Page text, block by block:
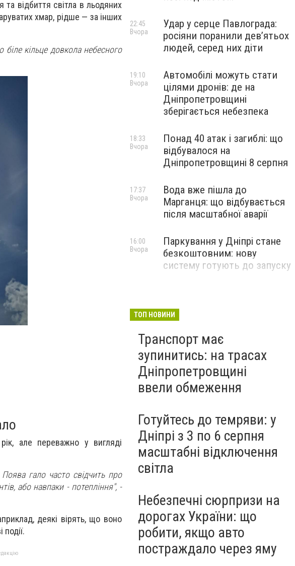
відбиття світла в льодяних
хмар, рідше — за інших
кільце довкола небесного
але переважно у вигляді
гало часто свідчить про
або навпаки - потепління", -
деякі вірять, що воно
Удар у серце Павлограда:
росіяни поранили дев’ятьох
людей, серед них діти
22:45
Вчора
Автомобілі можуть стати
цілями дронів: де на
Дніпропетровщині
зберігається небезпека
19:10
Вчора
Понад 40 атак і загиблі: що
відбувалося на
Дніпропетровщині 8 серпня
18:33
Вчора
Вода вже пішла до
Марганця: що відбувається
після масштабної аварії
17:37
Вчора
Паркування у Дніпрі стане
безкоштовним: нову
систему готують до запуску
16:00
Вчора
ТОП НОВИНИ
Транспорт має
зупинитись: на трасах
Дніпропетровщині
ввели обмеження
Готуйтесь до темряви: у
Дніпрі з 3 по 6 серпня
масштабні відключення
світла
Небезпечні сюрпризи на
дорогах України: що
робити, якщо авто
постраждало через яму